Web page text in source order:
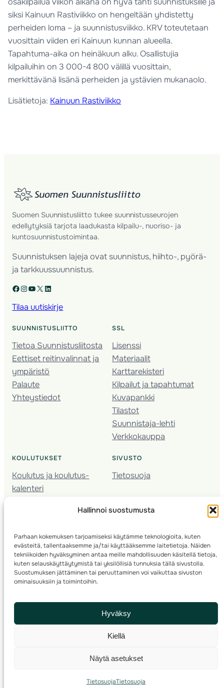
Hallinnoi suostumusta
Parhaan kokemuksen tarjoamiseksi käytämme teknologioita, kuten
evästeitä, tallentaaksemme ja/tai käyttääksemme laitetietoja. Näiden
tekniikoiden hyväksyminen antaa meille mahdollisuuden käsitellä tietoja,
kuten selauskäyttäytymistä tai yksilöllisiä tunnuksia tällä sivustolla.
Suostumuksen jättäminen tai peruuttaminen voi vaikuttaa sivuston
ominaisuuksiin ja toimintoihin.
Hyväksy
Kiellä
Näytä asetukset
TietosuojaTietosuoja
siksi Kainuun Rastiviikko on hengeltään yhdistetty
perheiden loma – ja suunnistusviikko. KRV toteutetaan
vuosittain viiden eri Kainuun kunnan alueella.
Tapahtuma-aika on heinäkuun alku. Osallistujia
kilpailuihin on 3 000-4 800 välillä vuosittain,
merkittävänä lisänä perheiden ja ystävien mukanaolo.
Lisätietoja: Kainuun Rastiviikko
Suomen Suunnistusliitto tukee suunnistusseurojen
edellytyksiä tarjota laadukasta kilpailu-, nuoriso- ja
kuntosuunnistustoimintaa.
Suunnistuksen lajeja ovat suunnistus, hiihto-, pyörä-
ja tarkkuussuunnistus.
Facebook Instagram YouTube X LinkedIn
Tilaa uutiskirje
SUUNNISTUSLIITTO
Tietoa Suunnistusliitosta
Eettiset reitinvalinnat ja
ympäristö
Palaute
Yhteystiedot
SSL
Lisenssi
Materiaalit
Karttarekisteri
Kilpailut ja tapahtumat
Kuvapankki
Tilastot
Suunnistaja-lehti
Verkkokauppa
KOULUTUKSET
Koulutus ja koulutus­
kalenteri
Seura­kehittäminen
Kartoitus
Ratamestari
SIVUSTO
Tietosuoja
© 2025 ·Suomen Suunnistusliitto· Valimotie 10, 00380 Helsinki, Finland
info(a)suunnistusliitto.fi,Rastilipun asiat: rastilippu(a)suunnistusliitto.fi
Kilpailut ja kuntorastit – Rastilippu:::Rastilipun ohjeet